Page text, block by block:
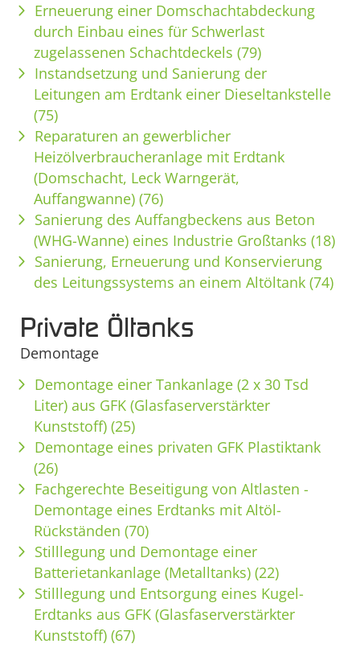
Erneuerung einer Domschachtabdeckung
durch Einbau eines für Schwerlast
zugelassenen Schachtdeckels (79)
Instandsetzung und Sanierung der
Leitungen am Erdtank einer Dieseltankstelle
(75)
Reparaturen an gewerblicher
Heizölverbraucheranlage mit Erdtank
(Domschacht, Leck Warngerät,
Auffangwanne) (76)
Sanierung des Auffangbeckens aus Beton
(WHG-Wanne) eines Industrie Großtanks (18)
Sanierung, Erneuerung und Konservierung
des Leitungssystems an einem Altöltank (74)
Private Öltanks
Demontage
Demontage einer Tankanlage (2 x 30 Tsd
Liter) aus GFK (Glasfaserverstärkter
Kunststoff) (25)
Demontage eines privaten GFK Plastiktank
(26)
Fachgerechte Beseitigung von Altlasten -
Demontage eines Erdtanks mit Altöl-
Rückständen (70)
Stilllegung und Demontage einer
Batterietankanlage (Metalltanks) (22)
Stilllegung und Entsorgung eines Kugel-
Erdtanks aus GFK (Glasfaserverstärkter
Kunststoff) (67)